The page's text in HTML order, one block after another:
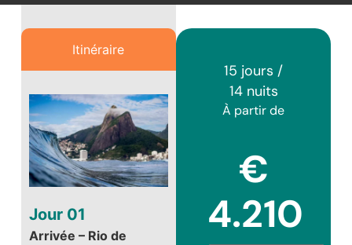
Itinéraire
Jour 01
Arrivée – Rio de
15 jours /
14 nuits
À partir de
€
4.210